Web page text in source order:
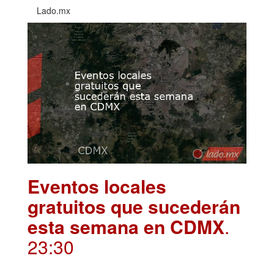
Lado.mx
Eventos locales
gratuitos que sucederán
esta semana en CDMX.
23:30